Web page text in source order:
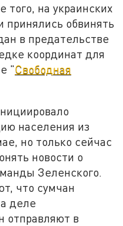
на украинских
обвинять
в предательстве
координат для
"Свободная
населения из
но только сейчас
новости о
Зеленского.
что сумчан
деле
отправляют в